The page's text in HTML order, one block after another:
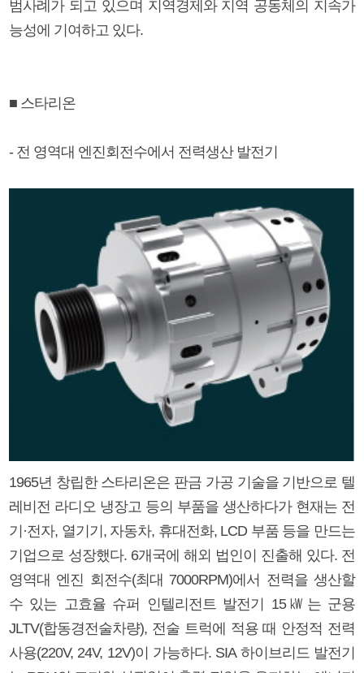
범사례가 되고 있으며 지역경제와 지역 공동체의 지속가
능성에 기여하고 있다.
■ 스타리온
- 전 영역대 엔진회전수에서 전력생산 발전기
1965년 창립한 스타리온은 판금 가공 기술을 기반으로 텔
레비전 라디오 냉장고 등의 부품을 생산하다가 현재는 전
기·전자, 열기기, 자동차, 휴대전화, LCD 부품 등을 만드는
기업으로 성장했다. 6개국에 해외 법인이 진출해 있다. 전
영역대 엔진 회전수(최대 7000RPM)에서 전력을 생산할
수 있는 고효율 슈퍼 인텔리전트 발전기 15㎾는 군용
JLTV(합동경전술차량), 전술 트럭에 적용 때 안정적 전력
사용(220V, 24V, 12V)이 가능하다. SIA 하이브리드 발전기